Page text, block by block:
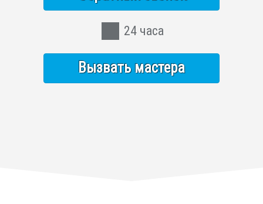
24 часа
Вызвать мастера